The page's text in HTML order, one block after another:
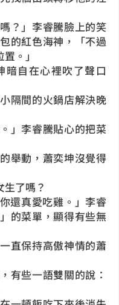
」李睿騰臉上的笑
的紅色海神，「不過
。」
自在心裡吹了聲口
間的火鍋店解決晚
李睿騰貼心的把菜
動，蕭奕坤沒覺得
了嗎？
真愛吃雞。」李睿
的菜單，顯得有些無
保持高傲神情的蕭
些一語雙關的說：